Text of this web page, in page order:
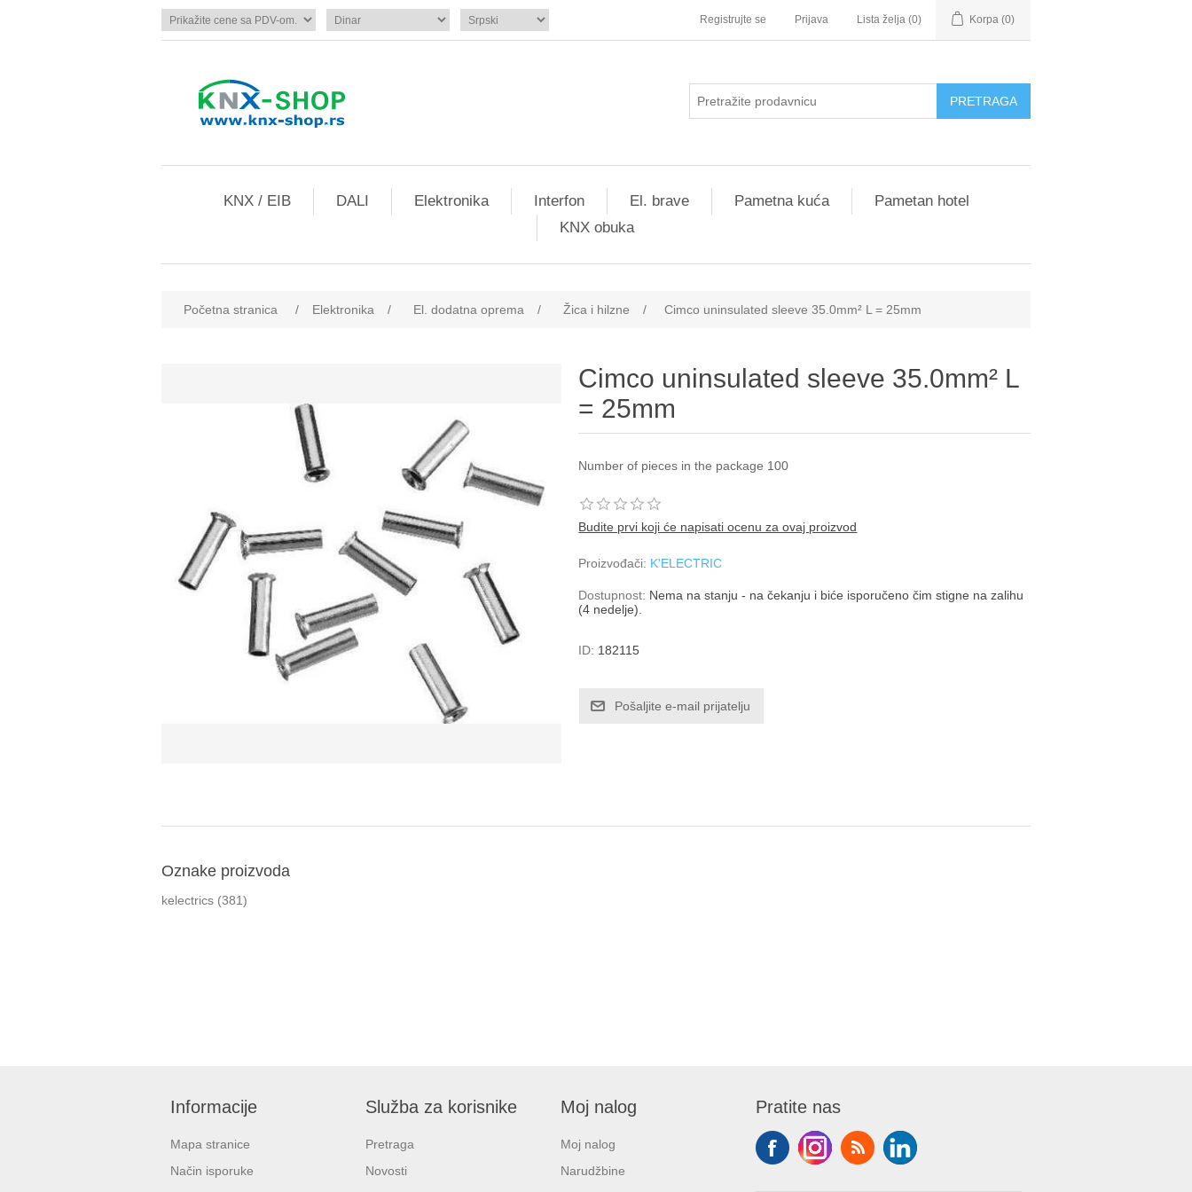
Registrujte se Prijava Lista želja (0) Korpa (0)
KNX / EIB DALI Elektronika Interfon El. brave Pametna kuća
Pametan hotel
KNX obuka
Početna stranica / Elektronika / El. dodatna oprema / Žica i hilzne / Cimco uninsulated sleeve 35.0mm² L = 25mm
Cimco uninsulated sleeve 35.0mm² L
= 25mm
Number of pieces in the package 100
Budite prvi koji će napisati ocenu za ovaj proizvod
Proizvođači: K'ELECTRIC
Dostupnost: Nema na stanju - na čekanju i biće isporučeno čim stigne na zalihu
(4 nedelje).
ID: 182115
Oznake proizvoda
kelectrics (381)
Informacije
Mapa stranice
Način isporuke
Služba za korisnike
Pretraga
Novosti
Moj nalog
Moj nalog
Narudžbine
Pratite nas